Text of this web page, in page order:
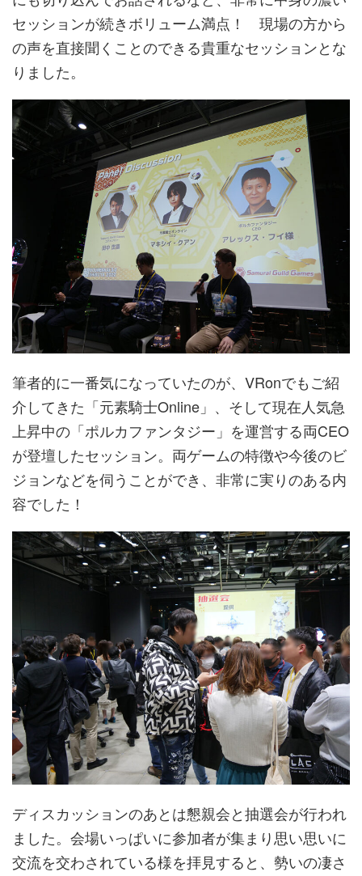
セッションが続きボリューム満点！ 現場の方から
の声を直接聞くことのできる貴重なセッションとな
りました。
筆者的に一番気になっていたのが、VRonでもご紹
介してきた「元素騎士Online」、そして現在人気急
上昇中の「ポルカファンタジー」を運営する両CEO
が登壇したセッション。両ゲームの特徴や今後のビ
ジョンなどを伺うことができ、非常に実りのある内
容でした！
ディスカッションのあとは懇親会と抽選会が行われ
ました。会場いっぱいに参加者が集まり思い思いに
交流を交わされている様を拝見すると、勢いの凄さ